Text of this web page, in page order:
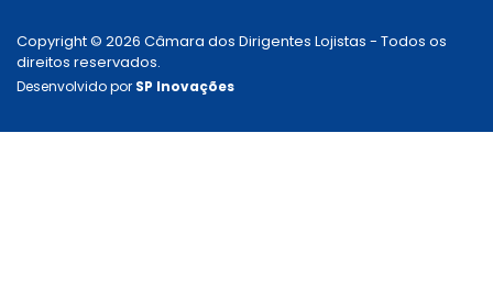
Copyright © 2026 Câmara dos Dirigentes Lojistas - Todos os
direitos reservados.
Desenvolvido por SP Inovações